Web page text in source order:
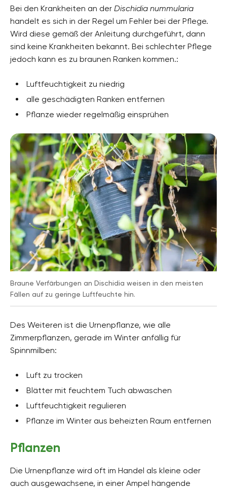
Bei den Krankheiten an der Dischidia nummularia
handelt es sich in der Regel um Fehler bei der Pflege.
Wird diese gemäß der Anleitung durchgeführt, dann
sind keine Krankheiten bekannt. Bei schlechter Pflege
jedoch kann es zu braunen Ranken kommen.:
Luftfeuchtigkeit zu niedrig
alle geschädigten Ranken entfernen
Pflanze wieder regelmäßig einsprühen
Braune Verfärbungen an Dischidia weisen in den meisten
Fällen auf zu geringe Luftfeuchte hin.
Des Weiteren ist die Urnenpflanze, wie alle
Zimmerpflanzen, gerade im Winter anfällig für
Spinnmilben:
Luft zu trocken
Blätter mit feuchtem Tuch abwaschen
Luftfeuchtigkeit regulieren
Pflanze im Winter aus beheizten Raum entfernen
Pflanzen
Die Urnenpflanze wird oft im Handel als kleine oder
auch ausgewachsene, in einer Ampel hängende